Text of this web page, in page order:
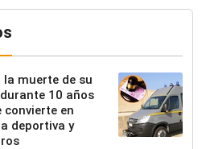
muerte de su
10 años
convierte en
deportiva y